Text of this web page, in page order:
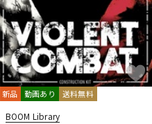
新品 動画あり 送料無料
BOOM Library